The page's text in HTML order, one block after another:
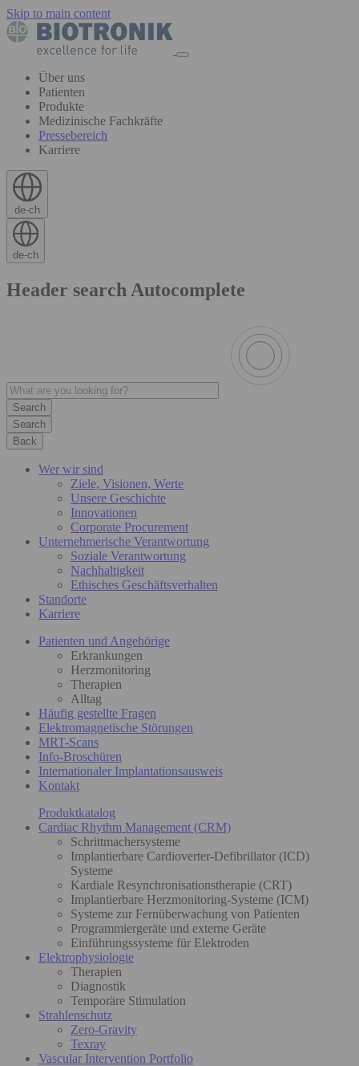
Skip to main content
Über uns
Patienten
Produkte
Medizinische Fachkräfte
Pressebereich
Karriere
de-ch
de-ch
Header search Autocomplete
Search
Back
Wer wir sind
Ziele, Visionen, Werte
Unsere Geschichte
Innovationen
Corporate Procurement
Unternehmerische Verantwortung
Soziale Verantwortung
Nachhaltigkeit
Ethisches Geschäftsverhalten
Standorte
Karriere
Patienten und Angehörige
Erkrankungen
Herzmonitoring
Therapien
Alltag
Häufig gestellte Fragen
Elektromagnetische Störungen
MRT-Scans
Info-Broschüren
Internationaler Implantationsausweis
Kontakt
Produktkatalog
Cardiac Rhythm Management (CRM)
Schrittmachersysteme
Implantierbare Cardioverter-Defibrillator (ICD)
Systeme
Kardiale Resynchronisationstherapie (CRT)
Implantierbare Herzmonitoring-Systeme (ICM)
Systeme zur Fernüberwachung von Patienten
Programmiergeräte und externe Geräte
Einführungssysteme für Elektroden
Elektrophysiologie
Therapien
Diagnostik
Temporäre Stimulation
Strahlenschutz
Zero-Gravity
Texray
Vascular Intervention Portfolio